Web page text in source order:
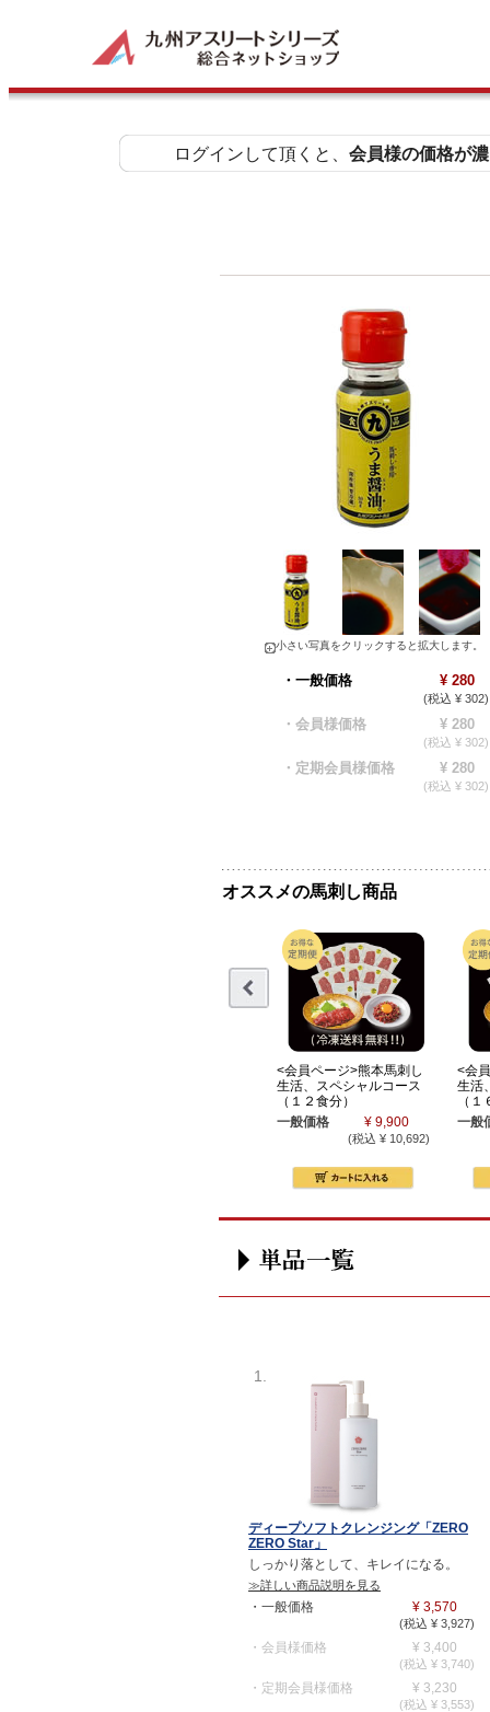
ログインして頂くと、 会員様の価格が
小さい写真をクリックすると拡大します。
・一般価格 ¥ 280
(税込 ¥ 302)
・会員様価格 ¥ 280
(税込 ¥ 302)
・定期会員様価格 ¥ 280
(税込 ¥ 302)
オススメの馬刺し商品
<会員ページ>熊本馬刺し
生活、スペシャルコース
（１２食分）
一般価格
¥ 9,900
(税込 ¥ 10,692)
<会
生活
（
一般
1.
ディープソフトクレンジング「ZERO
ZERO Star」
しっかり落として、キレイになる。
≫詳しい商品説明を見る
・一般価格 ¥ 3,570
(税込 ¥ 3,927)
・会員様価格 ¥ 3,400
(税込 ¥ 3,740)
・定期会員様価格 ¥ 3,230
(税込 ¥ 3,553)